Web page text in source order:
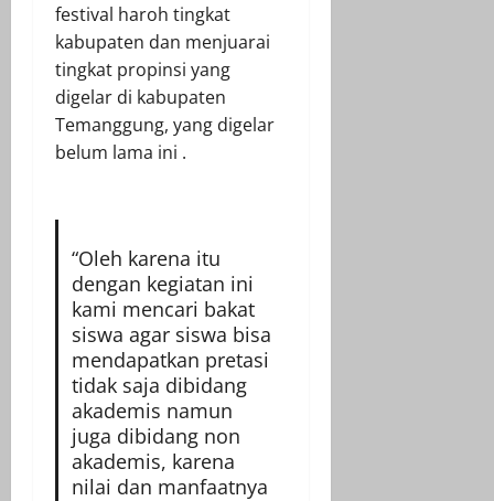
festival haroh tingkat
kabupaten dan menjuarai
tingkat propinsi yang
digelar di kabupaten
Temanggung, yang digelar
belum lama ini .
“Oleh karena itu
dengan kegiatan ini
kami mencari bakat
siswa agar siswa bisa
mendapatkan pretasi
tidak saja dibidang
akademis namun
juga dibidang non
akademis, karena
nilai dan manfaatnya